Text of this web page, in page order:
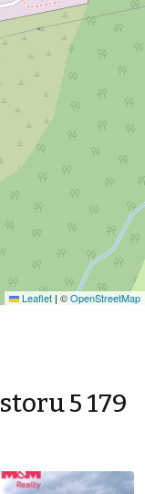
Leaflet | ©OpenStreetMap
5 179